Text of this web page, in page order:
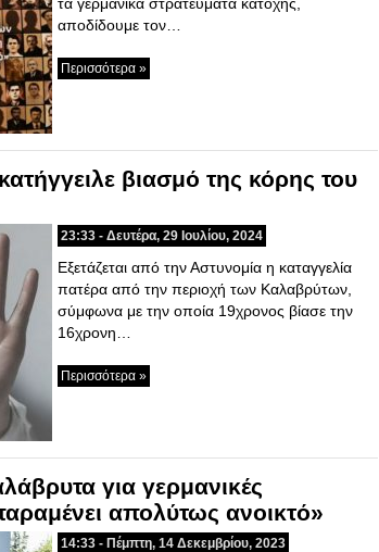
αποδίδουμε τον…
Περισσότερα »
βιασμό της κόρης του
23:33 - Δευτέρα, 29 Ιουλίου, 2024
Εξετάζεται από την Αστυνομία η καταγγελία
πατέρα από την περιοχή των Καλαβρύτων,
σύμφωνα με την οποία 19χρονος βίασε την
16χρονη…
Περισσότερα »
για γερμανικές
απολύτως ανοικτό»
14:33 - Πέμπτη, 14 Δεκεμβρίου, 2023